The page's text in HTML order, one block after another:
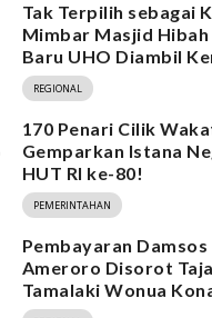
Tak Terpilih sebagai
Mimbar Masjid Hibah
Baru UHO Diambil
REGIONAL
170 Penari Cilik
Gemparkan Istana
HUT RI ke-80!
PEMERINTAHAN
Pembayaran Damsos
Ameroro Disorot
Tamalaki Wonua
Ungkap Dugaan